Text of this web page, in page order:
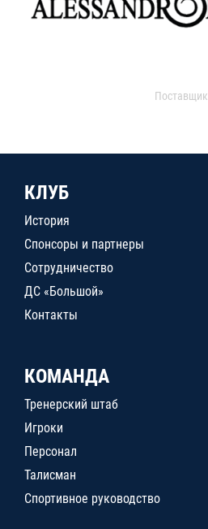
Поставщик
КЛУБ
История
Спонсоры и партнеры
Сотрудничество
ДС «Большой»
Контакты
КОМАНДА
Тренерский штаб
Игроки
Персонал
Талисман
Спортивное руководство